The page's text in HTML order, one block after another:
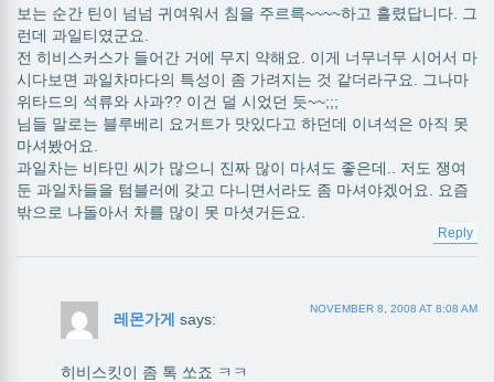
보는 순간 틴이 넘넘 귀여워서 침을 주르륵~~~~하고 흘렸답니다. 그
런데 과일티였군요.
전 히비스커스가 들어간 거에 무지 약해요. 이게 너무너무 시어서 마
시다보면 과일차마다의 특성이 좀 가려지는 것 같더라구요. 그나마
위타드의 석류와 사과?? 이건 덜 시었던 듯~~;;;
님들 말로는 블루베리 요거트가 맛있다고 하던데 이녀석은 아직 못
마셔봤어요.
과일차는 비타민 씨가 많으니 진짜 많이 마셔도 좋은데.. 저도 쟁여
둔 과일차들을 텀블러에 갖고 다니면서라도 좀 마셔야겠어요. 요즘
밖으로 나돌아서 차를 많이 못 마셧거든요.
Reply
레몬가게 says:
NOVEMBER 8, 2008 AT 8:08 AM
히비스킷이 좀 톡 쏘죠 ㅋㅋ